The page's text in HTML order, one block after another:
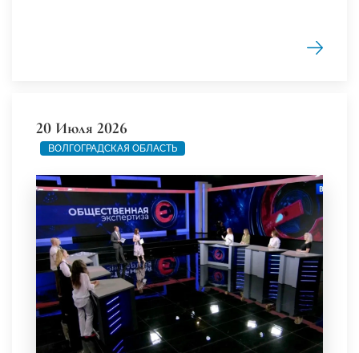
20 Июля 2026
ВОЛГОГРАДСКАЯ ОБЛАСТЬ